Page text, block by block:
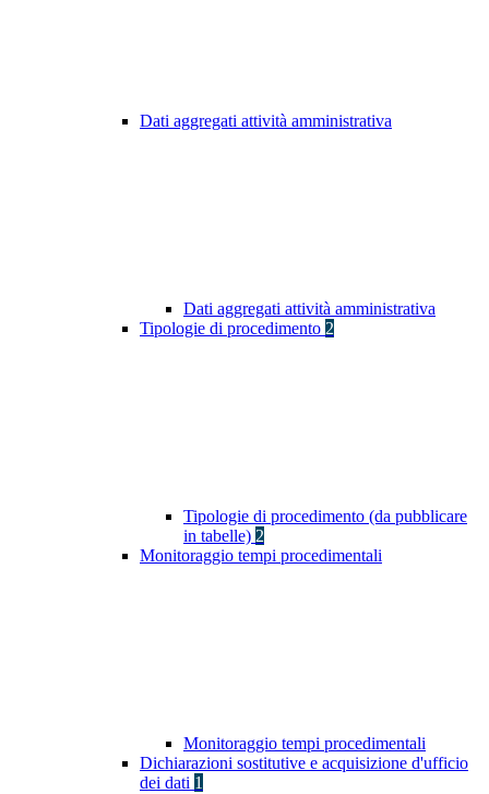
Dati aggregati attività amministrativa
Dati aggregati attività amministrativa
Tipologie di procedimento 2
Tipologie di procedimento (da pubblicare
in tabelle) 2
Monitoraggio tempi procedimentali
Monitoraggio tempi procedimentali
Dichiarazioni sostitutive e acquisizione d'ufficio
dei dati 1